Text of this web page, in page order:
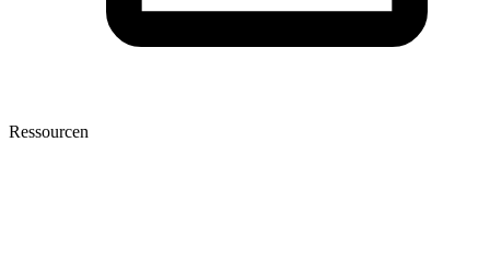
Ressourcen